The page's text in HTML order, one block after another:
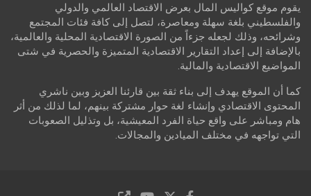
يقوم موقع كواليس المال بعرض الاقتصاد العالمي والدولي
والفلسطيني بلغة سهلة ومعاصرة، لتصل إلى كافة فئات المجتمع
وشرائحه، وذلك لجعله جزءاً من الصورة الاقتصادية المحلية والعالمية،
بالإضافة إلى إعداد التقارير الاقتصادية المتميزة والحصرية في شتى
المواضيع الاقتصادية والمالية.
كما أن الموقع يهدف إلى بناء ثقة بين قارئنا العزيز وبين ناشري
المحتوى الاقتصادي وإنشاء لغة حوار مشتركة بينهم، لما لذلك من أثر
هام ومباشر على واقع حياة الفرد المعيشية، بل وتذليل الصعوبات
التي تواجهه في مختلف الميادين والمجالات.